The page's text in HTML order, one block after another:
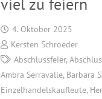
4. Oktober 2025
Kersten Schroeder
Abschlussfeier,
Ambra Serravalle, Barbara
Einzelhandelskaufleute,